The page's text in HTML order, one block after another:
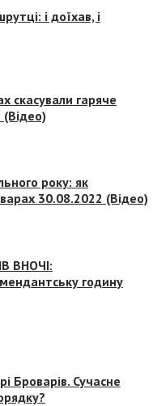
і доїхав, і
скасували гаряче
року: як
30.08.2022 (Відео)
ВНОЧІ:
годину
Броварів. Сучасне